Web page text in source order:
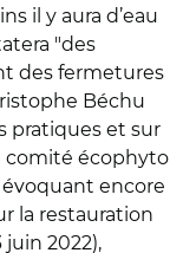
il y aura d’eau
"des
des fermetures
Béchu
pratiques et sur
comité écophyto
évoquant encore
la restauration
juin 2022),